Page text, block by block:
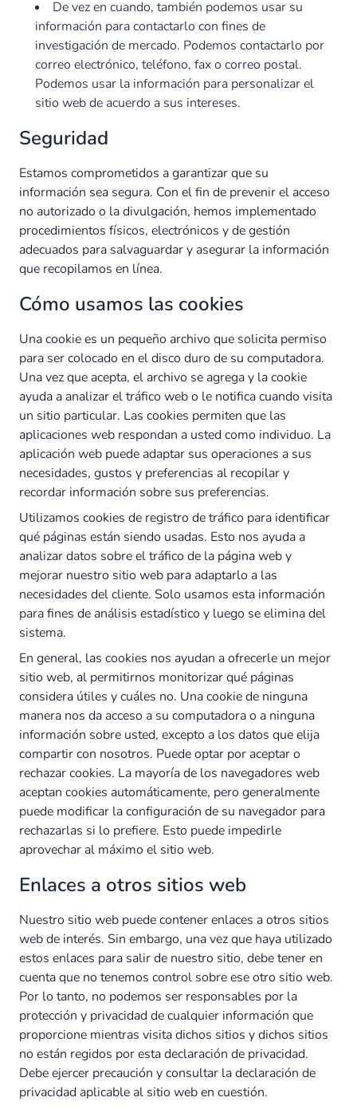
De vez en cuando, también podemos usar su
información para contactarlo con fines de
investigación de mercado. Podemos contactarlo por
correo electrónico, teléfono, fax o correo postal.
Podemos usar la información para personalizar el
sitio web de acuerdo a sus intereses.
Seguridad
Estamos comprometidos a garantizar que su
información sea segura. Con el fin de prevenir el acceso
no autorizado o la divulgación, hemos implementado
procedimientos físicos, electrónicos y de gestión
adecuados para salvaguardar y asegurar la información
que recopilamos en línea.
Cómo usamos las cookies
Una cookie es un pequeño archivo que solicita permiso
para ser colocado en el disco duro de su computadora.
Una vez que acepta, el archivo se agrega y la cookie
ayuda a analizar el tráfico web o le notifica cuando visita
un sitio particular. Las cookies permiten que las
aplicaciones web respondan a usted como individuo. La
aplicación web puede adaptar sus operaciones a sus
necesidades, gustos y preferencias al recopilar y
recordar información sobre sus preferencias.
Utilizamos cookies de registro de tráfico para identificar
qué páginas están siendo usadas. Esto nos ayuda a
analizar datos sobre el tráfico de la página web y
mejorar nuestro sitio web para adaptarlo a las
necesidades del cliente. Solo usamos esta información
para fines de análisis estadístico y luego se elimina del
sistema.
En general, las cookies nos ayudan a ofrecerle un mejor
sitio web, al permitirnos monitorizar qué páginas
considera útiles y cuáles no. Una cookie de ninguna
manera nos da acceso a su computadora o a ninguna
información sobre usted, excepto a los datos que elija
compartir con nosotros. Puede optar por aceptar o
rechazar cookies. La mayoría de los navegadores web
aceptan cookies automáticamente, pero generalmente
puede modificar la configuración de su navegador para
rechazarlas si lo prefiere. Esto puede impedirle
aprovechar al máximo el sitio web.
Enlaces a otros sitios web
Nuestro sitio web puede contener enlaces a otros sitios
web de interés. Sin embargo, una vez que haya utilizado
estos enlaces para salir de nuestro sitio, debe tener en
cuenta que no tenemos control sobre ese otro sitio web.
Por lo tanto, no podemos ser responsables por la
protección y privacidad de cualquier información que
proporcione mientras visita dichos sitios y dichos sitios
no están regidos por esta declaración de privacidad.
Debe ejercer precaución y consultar la declaración de
privacidad aplicable al sitio web en cuestión.